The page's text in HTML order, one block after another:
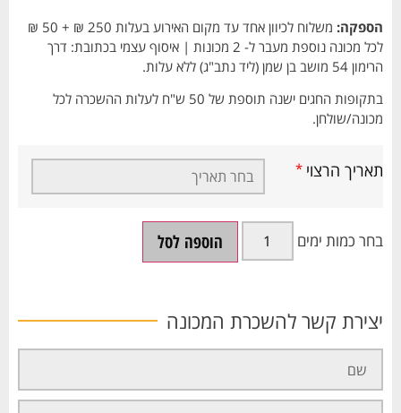
הספקה:
משלוח לכיוון אחד עד מקום האירוע בעלות 250 ₪ + 50 ₪
לכל מכונה נוספת מעבר ל- 2 מכונות | איסוף עצמי בכתובת: דרך
הרימון 54 מושב בן שמן (ליד נתב"ג) ללא עלות.
בתקופות החגים ישנה תוספת של 50 ש"ח לעלות ההשכרה לכל
מכונה/שולחן.
תאריך הרצוי *
הוספה לסל
יצירת קשר להשכרת המכונה